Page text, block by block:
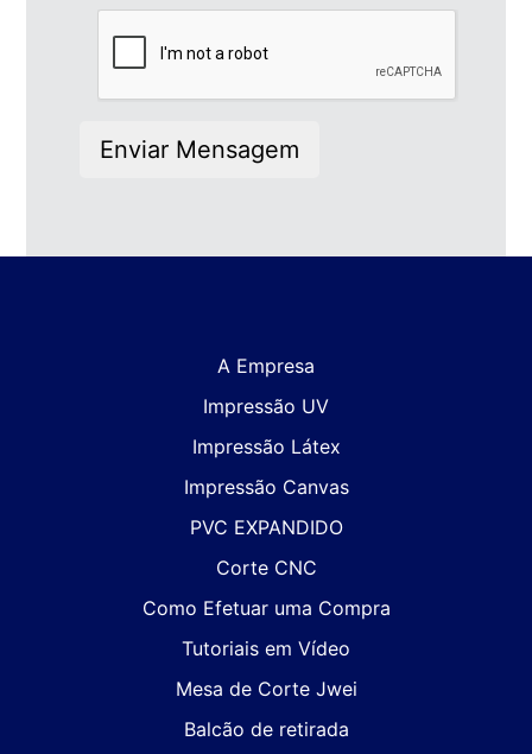
Enviar Mensagem
A Empresa
Impressão UV
Impressão Látex
Impressão Canvas
PVC EXPANDIDO
Corte CNC
Como Efetuar uma Compra
Tutoriais em Vídeo
Mesa de Corte Jwei
Balcão de retirada